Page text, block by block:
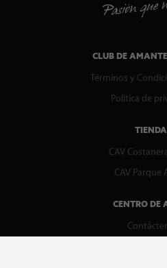
CLUB DE
Términos y
Política de
CAV
CAV Parque
CENTRO DE